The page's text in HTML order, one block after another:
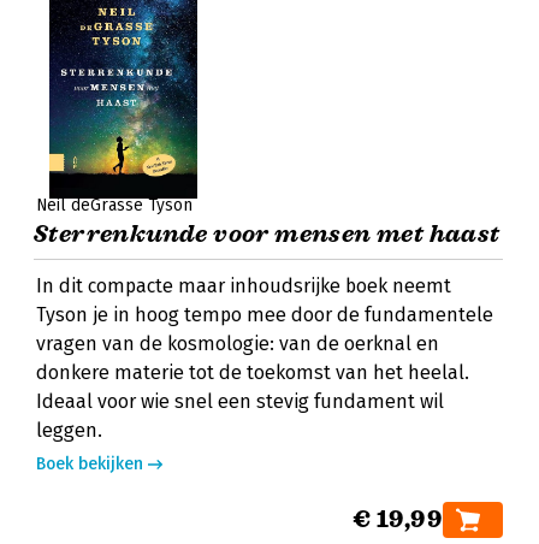
Neil deGrasse Tyson
Sterrenkunde voor mensen met haast
In dit compacte maar inhoudsrijke boek neemt
Tyson je in hoog tempo mee door de fundamentele
vragen van de kosmologie: van de oerknal en
donkere materie tot de toekomst van het heelal.
Ideaal voor wie snel een stevig fundament wil
leggen.
Boek bekijken
€ 19,99